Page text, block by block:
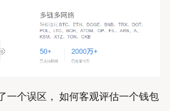
一个误区， 如何客观评估一个钱包